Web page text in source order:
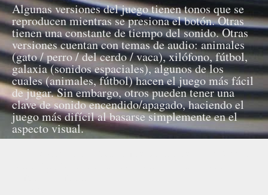
Algunas versiones del juego tienen tonos que se
reproducen mientras se presiona el botón. Otras
tienen una constante de tiempo del sonido. Otras
versiones cuentan con temas de audio: animales
(gato / perro / del cerdo / vaca), xilófono, fútbol,
galaxia (sonidos espaciales), algunos de los
cuales (animales, fútbol) hacen el juego más fácil
de jugar. Sin embargo, otros pueden tener una
clave de sonido encendido/apagado, haciendo el
juego más difícil al basarse simplemente en el
aspecto visual.